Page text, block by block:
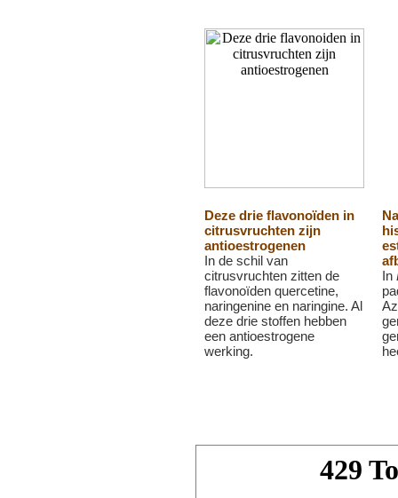
Deze drie flavonoïden in
citrusvruchten zijn
antioestrogenen
In de schil van
citrusvruchten zitten de
flavonoïden quercetine,
naringenine en naringine. Al
deze drie stoffen hebben
een antioestrogene
werking.
In